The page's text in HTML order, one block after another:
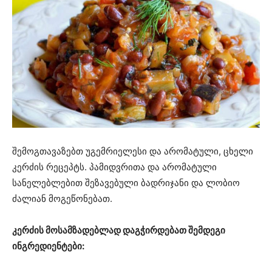
შემოგთავაზებთ უგემრიელესი და არომატული, ცხელი
კერძის რეცეპტს. პამიდვრითა და არომატული
სანელებლებით შეზავებული ბადრიჯანი და ლობიო
ძალიან მოგეწონებათ.
კერძის მოსამზადებლად დაგჭირდებათ შემდეგი
ინგრედიენტები: